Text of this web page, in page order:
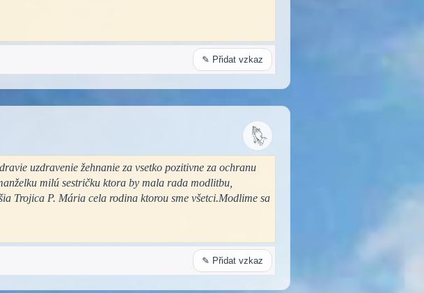
✎ Přidat vzkaz
uzdravenie žehnanie za vsetko pozitivne za ochranu
milú sestričku ktora by mala rada modlitbu,
Trojica P. Mária cela rodina ktorou sme všetci.Modlime sa
✎ Přidat vzkaz